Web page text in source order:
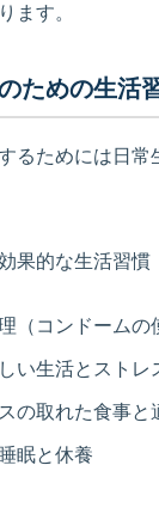
ます。
ための生活
るためには日常
果的な生活習慣
（コンドームの
い生活とストレ
の取れた食事と
眠と休養